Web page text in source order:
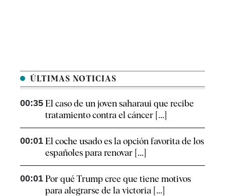
ÚLTIMAS NOTICIAS
00:35 El caso de un joven saharaui que recibe
tratamiento contra el cáncer [...]
00:01 El coche usado es la opción favorita de los
españoles para renovar [...]
00:01 Por qué Trump cree que tiene motivos
para alegrarse de la victoria [...]